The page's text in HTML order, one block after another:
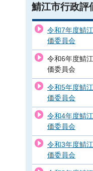
鯖江市行政評
令和7年度鯖
価委員会
令和6年度鯖
価委員会
令和5年度鯖
価委員会
令和4年度鯖
価委員会
令和3年度鯖
価委員会